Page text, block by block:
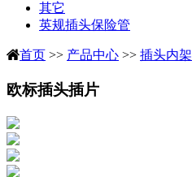
其它
英规插头保险管
首页 >> 产品中心 >> 插头内架
欧标插头插片